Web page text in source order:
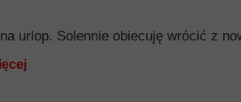
urlop. Solennie obiecuję wrócić z